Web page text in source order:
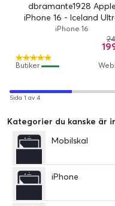
dbramante1928 Apple
iPhone 16 - Iceland
D3O MS Kick - Clear
iPhone 16
Butiker
Sida 1 av 4
Kategorier du kanske är
Mobilskal
iPhone